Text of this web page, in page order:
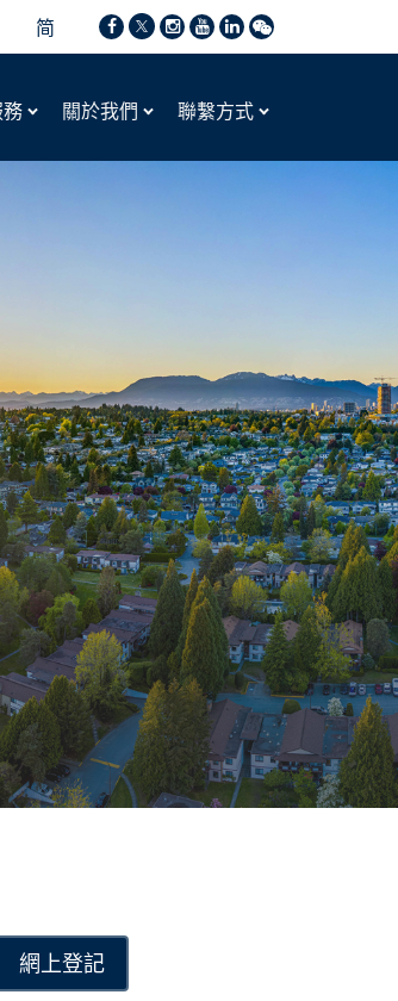
简
關於我們 聯繫方式
網上登記